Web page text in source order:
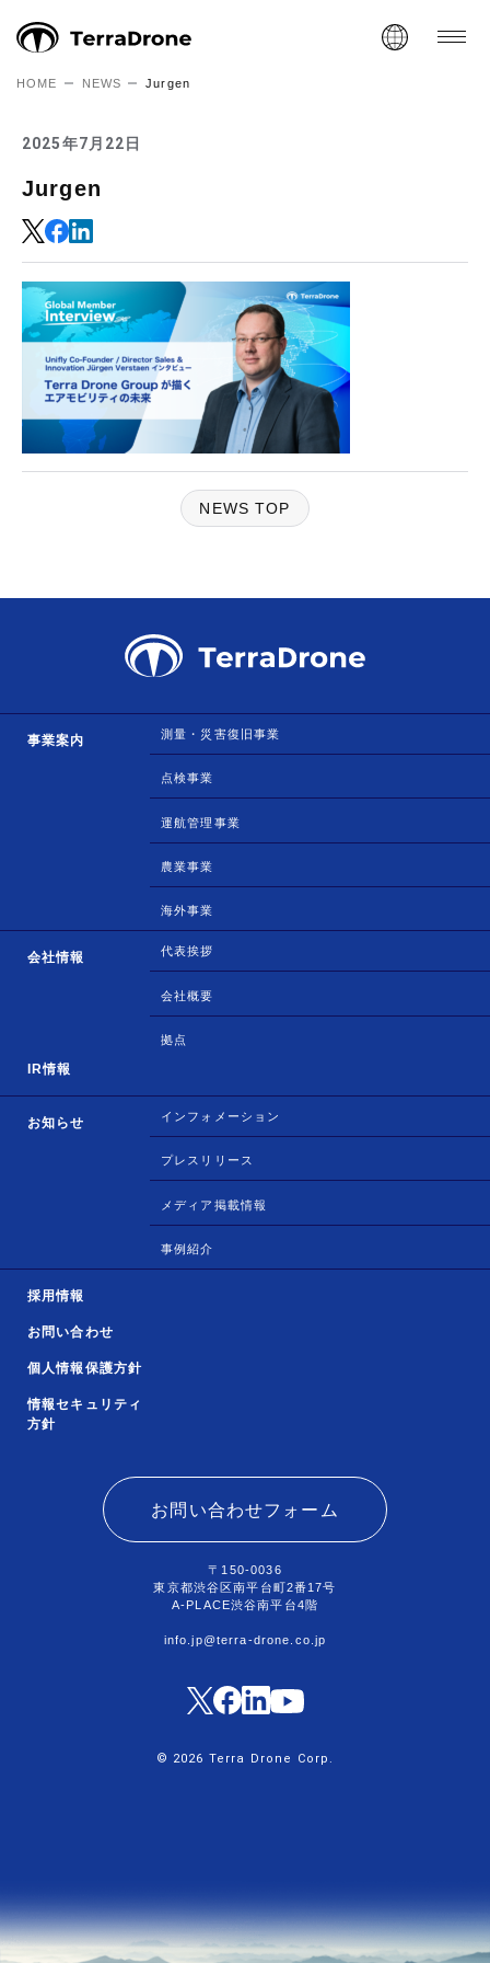
HOME NEWS Jurgen
2025年7月22日
Jurgen
NEWS TOP
事業案内 測量・災害復旧事業
点検事業
運航管理事業
農業事業
海外事業
会社情報 代表挨拶
会社概要
拠点
IR情報
お知らせ インフォメーション
プレスリリース
メディア掲載情報
事例紹介
採用情報
お問い合わせ
個人情報保護方針
情報セキュリティ
方針
お問い合わせフォーム
〒150-0036
東京都渋谷区南平台町2番17号
A-PLACE渋谷南平台4階
info.jp@terra-drone.co.jp
© 2026 Terra Drone Corp.